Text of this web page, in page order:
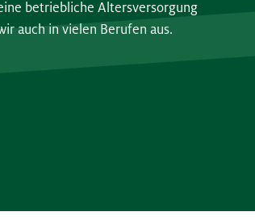
betriebliche Altersversorgung
auch in vielen Berufen aus.